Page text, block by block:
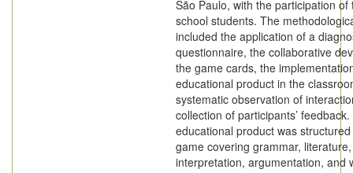
São Paulo, with the participation
school students. The
included the application of a
questionnaire, the collaborative
the game cards, the
educational product in the
systematic observation of
collection of participants’
educational product was
game covering grammar,
interpretation, argumentation, and